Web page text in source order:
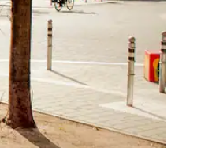
óf door te tikken of swipen.